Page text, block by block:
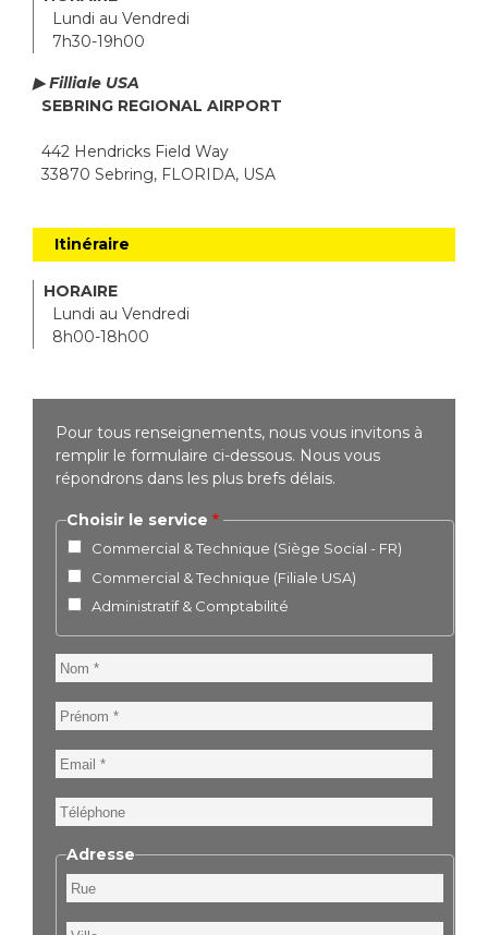
Lundi au Vendredi
7h30-19h00
▶ Filliale USA
SEBRING REGIONAL AIRPORT
442 Hendricks Field Way
33870 Sebring, FLORIDA, USA
Itinéraire
HORAIRE
Lundi au Vendredi
8h00-18h00
Pour tous renseignements, nous vous invitons à
remplir le formulaire ci-dessous. Nous vous
répondrons dans les plus brefs délais.
Choisir le service
Commercial & Technique (Siège Social - FR)
Commercial & Technique (Filiale USA)
Administratif & Comptabilité
Nom
Prénom
Email
Téléphone
Adresse
Rue
Ville